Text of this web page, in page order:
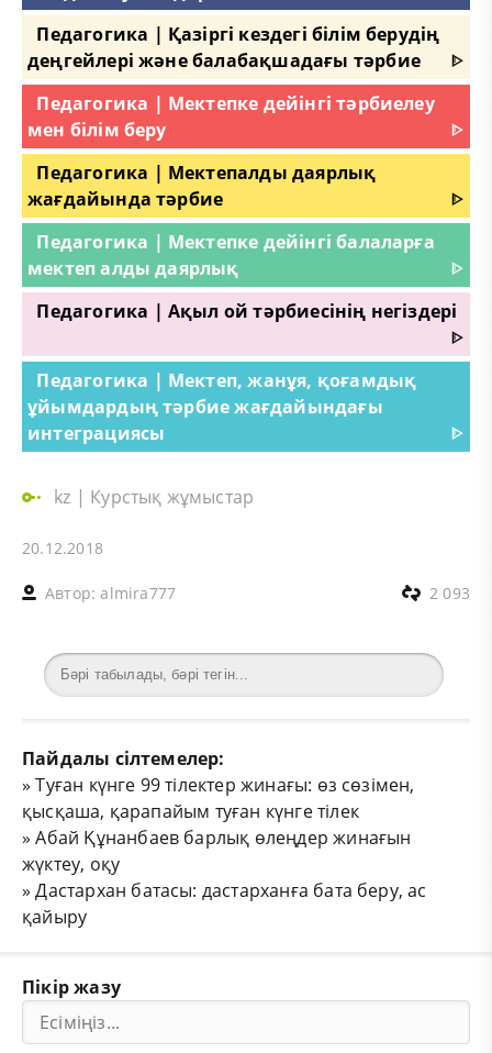
Педагогика | Қазіргі кездегі білім берудің
деңгейлері және балабақшадағы тәрбие
ᐈ
Педагогика | Мектепке дейінгі тәрбиелеу
мен білім беру
ᐈ
Педагогика | Мектепалды даярлық
жағдайында тәрбие
ᐈ
Педагогика | Мектепке дейінгі балаларға
мектеп алды даярлық
ᐈ
Педагогика | Ақыл ой тәрбиесінің негіздері
ᐈ
Педагогика | Мектеп, жанұя, қоғамдық
ұйымдардың тәрбие жағдайындағы
интеграциясы
ᐈ
kz | Курстық жұмыстар
20.12.2018
Автор:almira777 2 093
Пайдалы сілтемелер:
»Туған күнге 99 тілектер жинағы: өз сөзімен,
қысқаша, қарапайым туған күнге тілек
»Абай Құнанбаев барлық өлеңдер жинағын
жүктеу, оқу
»Дастархан батасы: дастарханға бата беру, ас
қайыру
Пікір жазу